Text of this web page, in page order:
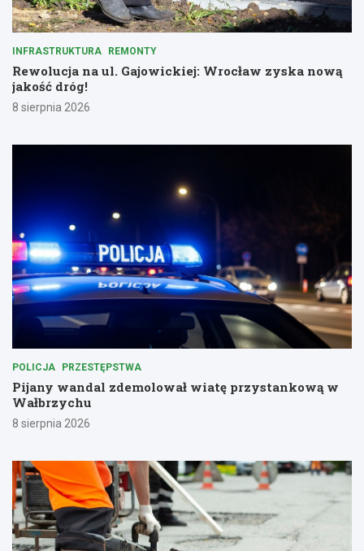
INFRASTRUKTURA REMONTY
Rewolucja na ul. Gajowickiej: Wrocław zyska nową
jakość dróg!
8 sierpnia 2026
POLICJA PRZESTĘPSTWA
Pijany wandal zdemolował wiatę przystankową w
Wałbrzychu
8 sierpnia 2026